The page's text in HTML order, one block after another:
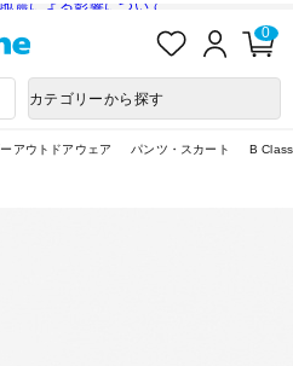
震による影響について
入
ロ
ン
0
カテゴリーから探す
アウトドアウェア パンツ・スカート B